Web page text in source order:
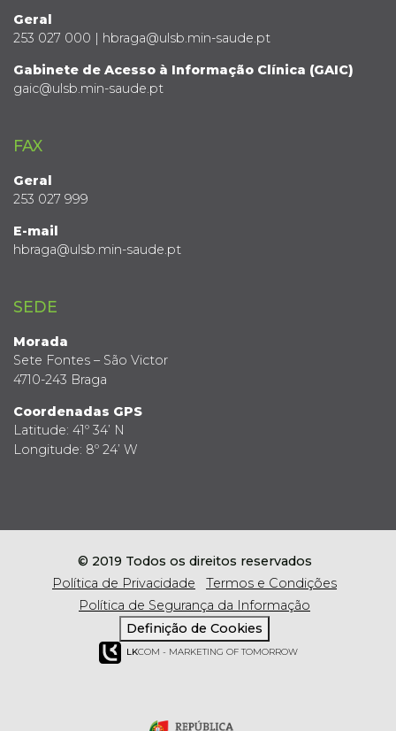
Geral
253 027 000 | hbraga@ulsb.min-saude.pt
Gabinete de Acesso à Informação Clínica (GAIC)
gaic@ulsb.min-saude.pt
FAX
Geral
253 027 999
E-mail
hbraga@ulsb.min-saude.pt
SEDE
Morada
Sete Fontes – São Victor
4710-243 Braga
Coordenadas GPS
Latitude: 41º 34’ N
Longitude: 8º 24’ W
© 2019 Todos os direitos reservados
Política de Privacidade
Termos e Condições
Política de Segurança da Informação
Definição de Cookies
LKCOM - MARKETING OF TOMORROW